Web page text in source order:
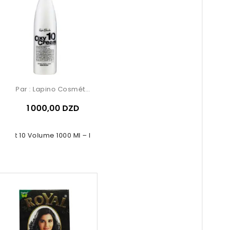
10 Volume 1000 Ml – Renée...
Par : Lapino Cosmétique
1 000,00 DZD